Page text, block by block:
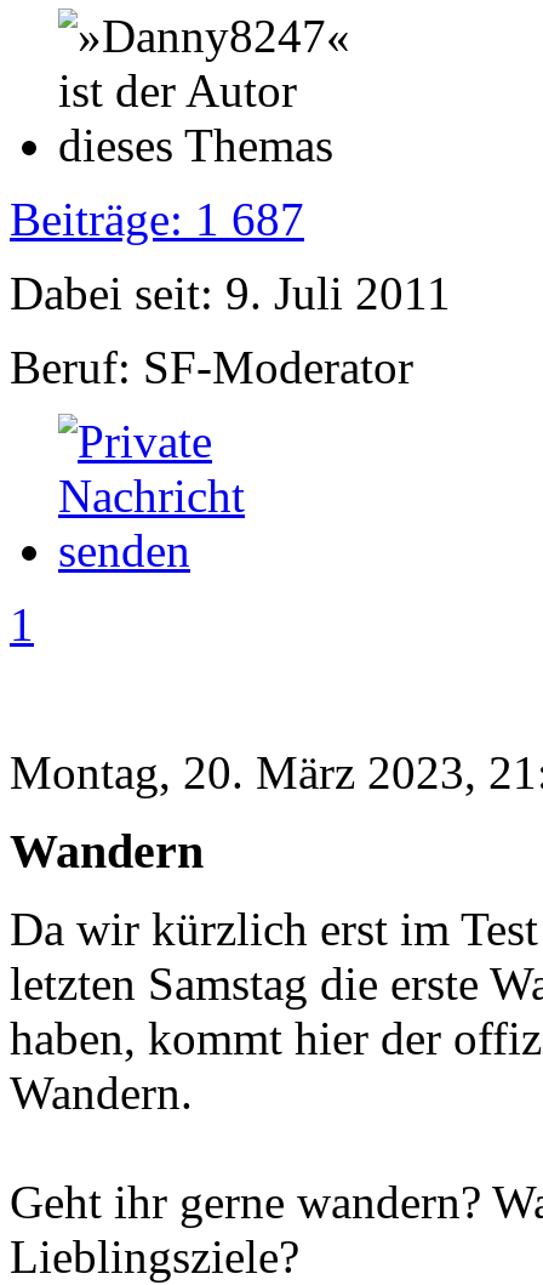
Beiträge: 1 687
Dabei seit: 9. Juli 2011
Beruf: SF-Moderator
1
Montag, 20. März 2023,
Wandern
Da wir kürzlich erst im
letzten Samstag die erste
haben, kommt hier der
Wandern.
Geht ihr gerne wandern?
Lieblingsziele?